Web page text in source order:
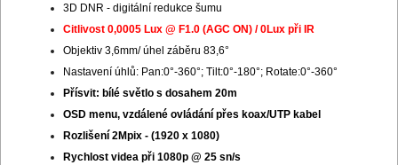
3D DNR - digitální redukce šumu
Citlivost 0,0005 Lux @ F1.0 (AGC ON) / 0Lux při IR
Objektiv 3,6mm/ úhel záběru 83,6°
Nastavení úhlů: Pan:0°-360°; Tilt:0°-180°; Rotate:0°-360°
Přísvit: bílé světlo s dosahem 20m
OSD menu, vzdálené ovládání přes koax/UTP kabel
Rozlišení 2Mpix - (1920 x 1080)
Rychlost videa při 1080p @ 25 sn/s